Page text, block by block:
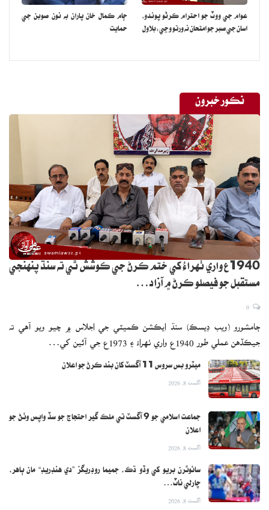
عوام جي ووٽ جو احترام ڪرڻو پوندو،
اسان جي صبر جو امتحان نه ورتو وڃي:بلاول
ڄام ڪمال خان پاران به نون صوبن جي
حمايت
نڪور خبرون
1940ع واري ٺهراءُ کي ختم ڪرڻ جي ڪوشش ٿي ته سنڌ پنهنجي
مستقبل جو فيصلو ڪرڻ ۾ آزاد…
ڄامشورو (ويب ڊيسڪ) سنڌ ايڪشن ڪميٽي جي اجلاس ۾ چيو ويو آهي ته
جيڪڏهن عملي طور 1940ع واري ٺهراءُ ۽ 1973ع جي آئين کي…
ميٽرو بس سروس 11 آگسٽ کان بند ڪرڻ جو اعلان
اگست 8, 2026
جماعت اسلامي جو 9 آگسٽ تي ملڪ گير احتجاج جو سڏ واپس وٺڻ جو
اعلان
اگست 8, 2026
سائوٿرن بريو کي وڏو ڌڪ، جميما روڊريگز ”دي هنڊريڊ“ مان ٻاهر،
چارلي ناٽ…
اگست 8, 2026